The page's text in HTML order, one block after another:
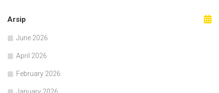
Arsip
June 2026
April 2026
February 2026